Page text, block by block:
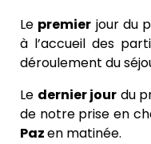
Le premier jour du
à l’accueil des
déroulement du
Le dernier jour du
de notre prise en
Pazen matinée.